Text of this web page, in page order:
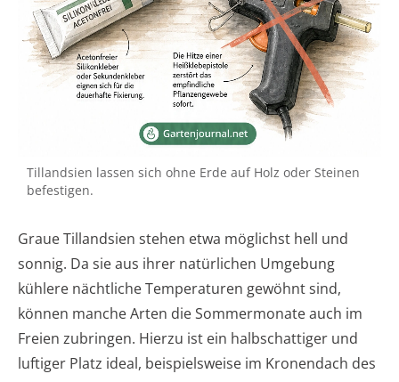
Tillandsien lassen sich ohne Erde auf Holz oder Steinen
befestigen.
Graue Tillandsien stehen etwa möglichst hell und
sonnig. Da sie aus ihrer natürlichen Umgebung
kühlere nächtliche Temperaturen gewöhnt sind,
können manche Arten die Sommermonate auch im
Freien zubringen. Hierzu ist ein halbschattiger und
luftiger Platz ideal, beispielsweise im Kronendach des